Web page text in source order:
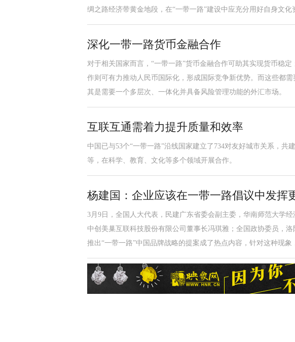
绸之路经济带黄金地段，在“一带一路”建设中应充分用好自身文化
深化一带一路货币金融合作
对于相关国家而言，“一带一路”货币金融合作可助其实现货币稳
作则可有力推动人民币国际化，形成国际竞争新优势。而这些都
其是需要一个多层次、一体化并具备风险管理功能的外汇市场。
互联互通需着力提升质量和效率
中国已与53个“一带一路”沿线国家建立了734对友好城市关系，共
等，在科学、教育、文化等多个领域开展合作。
杨建国：企业应该在一带一路倡议中发挥
3月9日，全国人大代表，民建广东省委会副主委，华南师范大学
中创美巢互联科技股份有限公司董事长冯琪雅；全国政协委员，
推出“一带一路”中国品牌战略的提案成了热点内容，针对这种现象